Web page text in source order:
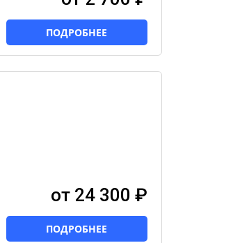
ПОДРОБНЕЕ
от 24 300 ₽
ПОДРОБНЕЕ